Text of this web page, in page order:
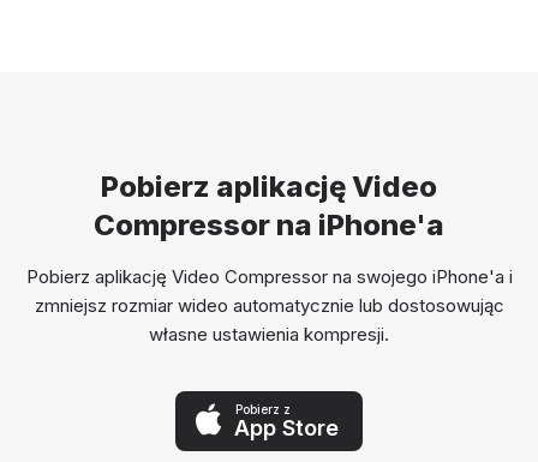
Pobierz aplikację Video
Compressor na iPhone'a
Pobierz aplikację Video Compressor na swojego iPhone'a i
zmniejsz rozmiar wideo automatycznie lub dostosowując
własne ustawienia kompresji.
Pobierz z
App Store